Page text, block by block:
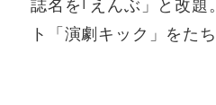
誌名を｢えんぶ」と改題
ト「演劇キック」をたち